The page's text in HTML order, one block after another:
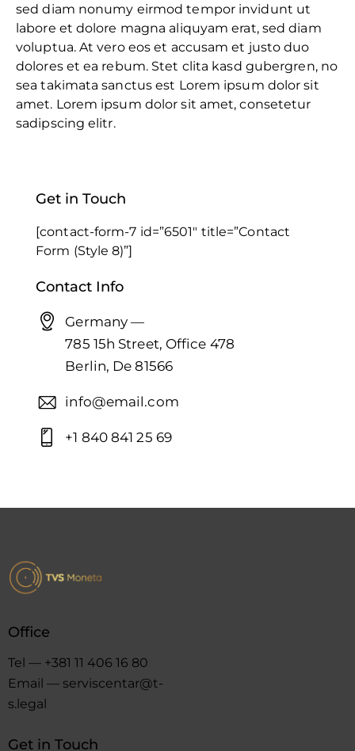
sed diam nonumy eirmod tempor invidunt ut
labore et dolore magna aliquyam erat, sed diam
voluptua. At vero eos et accusam et justo duo
dolores et ea rebum. Stet clita kasd gubergren, no
sea takimata sanctus est Lorem ipsum dolor sit
amet. Lorem ipsum dolor sit amet, consetetur
sadipscing elitr.
Get in Touch
[contact-form-7 id=”6501″ title=”Contact
Form (Style 8)”]
Contact Info
Germany —
785 15h Street, Office 478
Berlin, De 81566
info@email.com
+1 840 841 25 69
Office
Tel — +381 11 406 16 80
Email — serviscentar@t-
s.legal
Get in Touch